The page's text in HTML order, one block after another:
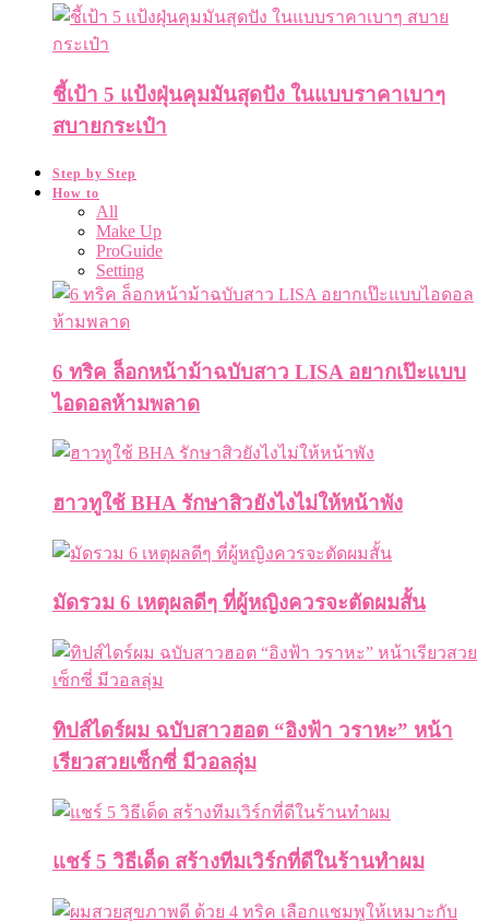
ชี้เป้า 5 แป้งฝุ่นคุมมันสุดปัง ในแบบราคาเบาๆ
สบายกระเป๋า
Step by Step
How to
All
Make Up
ProGuide
Setting
6 ทริค ล็อกหน้าม้าฉบับสาว LISA อยากเป๊ะแบบ
ไอดอลห้ามพลาด
ฮาวทูใช้ BHA รักษาสิวยังไงไม่ให้หน้าพัง
มัดรวม 6 เหตุผลดีๆ ที่ผู้หญิงควรจะตัดผมสั้น
ทิปส์ไดร์ผม ฉบับสาวฮอต “อิงฟ้า วราหะ” หน้า
เรียวสวยเซ็กซี่ มีวอลลุ่ม
แชร์ 5 วิธีเด็ด สร้างทีมเวิร์กที่ดีในร้านทำผม